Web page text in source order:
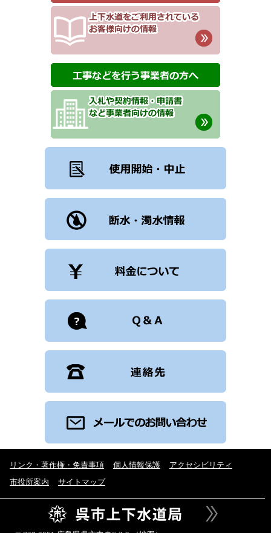
リンク・著作権・免責事項 個人情報保護
アクセシビリティ
市役所案内
サイトマップ